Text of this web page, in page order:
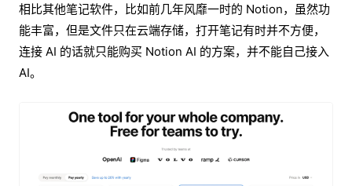
相比其他笔记软件，比如前几年风靡一时的 Notion，虽然功
能丰富，但是文件只在云端存储，打开笔记有时并不方便，
连接 AI 的话就只能购买 Notion AI 的方案，并不能自己接入
AI。